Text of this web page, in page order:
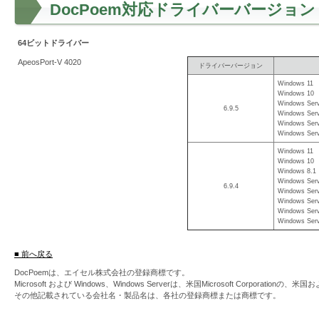
削
DocPoem対応ドライバーバージョン
64ビットドライバー
ApeosPort-V 4020 ドライバーバージョン
6.9.5
Windows 11
Windows 10
Windows
Windows
Windows
Windows
6.9.4
Windows 11
Windows 10
Windows 8.1
Windows
Windows
Windows
Windows
Windows
■ 前へ戻る
DocPoemは、エイセル株式会社の登録商標です。
Microsoft および Windows、Windows Serverは、米国Microsoft Corporationの、米国
その他記載されている会社名・製品名は、各社の登録商標または商標です。